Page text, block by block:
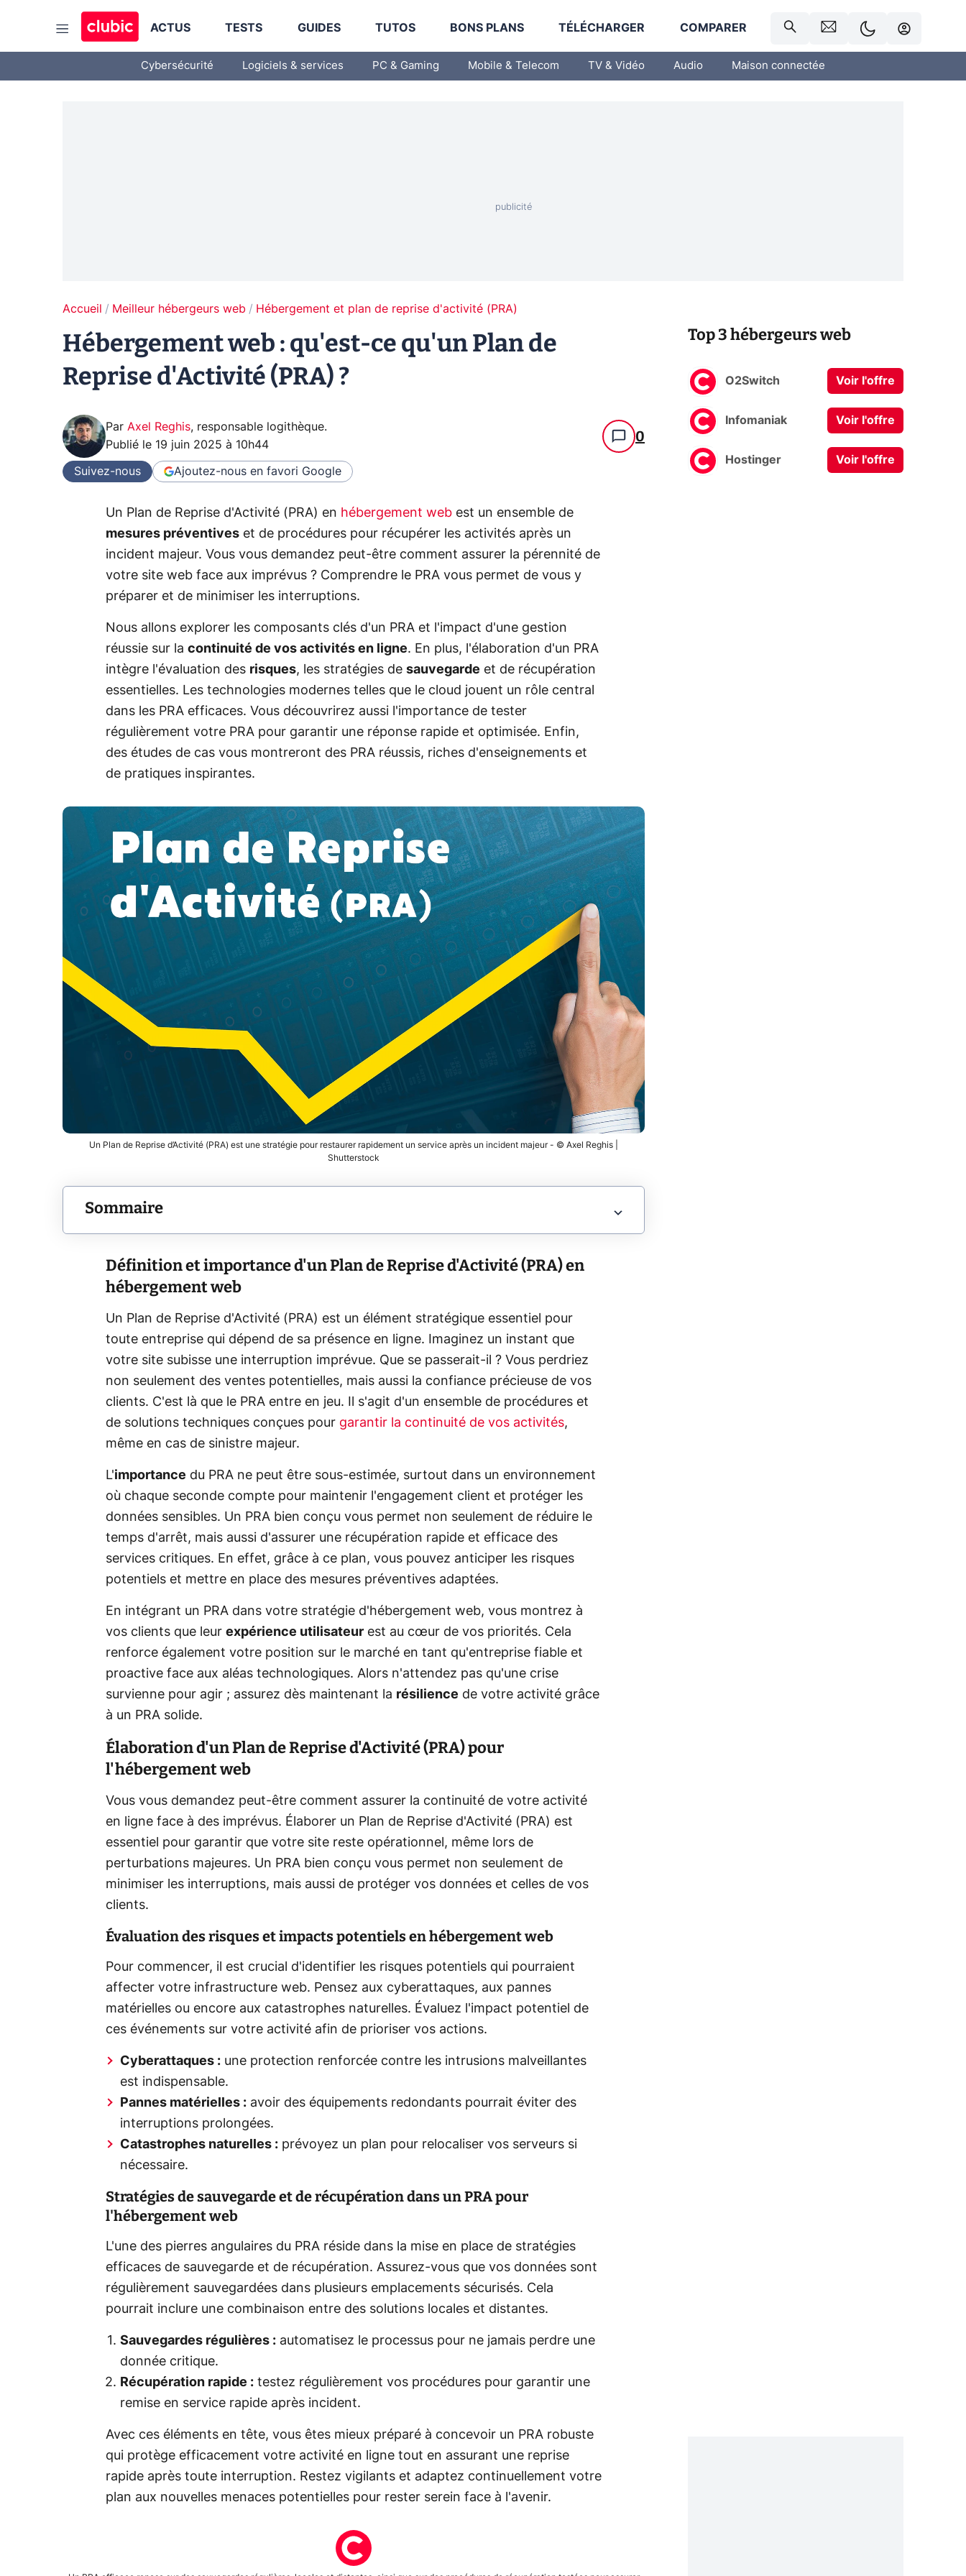
ACTUS TESTS GUIDES TUTOS BONS PLANS TÉLÉCHARGER COMPARER
Cybersécurité Logiciels & services PC & Gaming Mobile & Telecom TV & Vidéo Audio Maison connectée
Accueil Meilleur hébergeurs web Hébergement et plan de reprise d'activité (PRA)
Hébergement web : qu'est-ce qu'un Plan de
Reprise d'Activité (PRA) ?
Par Axel Reghis, responsable logithèque.
Publié le 19 juin 2025 à 10h44 0
Suivez-nous Ajoutez-nous en favori Google
Un Plan de Reprise d'Activité (PRA) en hébergement web est un ensemble de
mesures préventives et de procédures pour récupérer les activités après un
incident majeur. Vous vous demandez peut-être comment assurer la pérennité de
votre site web face aux imprévus ? Comprendre le PRA vous permet de vous y
préparer et de minimiser les interruptions.
Nous allons explorer les composants clés d'un PRA et l'impact d'une gestion
réussie sur la continuité de vos activités en ligne. En plus, l'élaboration d'un PRA
intègre l'évaluation des risques, les stratégies de sauvegarde et de récupération
essentielles. Les technologies modernes telles que le cloud jouent un rôle central
dans les PRA efficaces. Vous découvrirez aussi l'importance de tester
régulièrement votre PRA pour garantir une réponse rapide et optimisée. Enfin,
des études de cas vous montreront des PRA réussis, riches d'enseignements et
de pratiques inspirantes.
Un Plan de Reprise d’Activité (PRA) est une stratégie pour restaurer rapidement un service après un incident majeur - © Axel Reghis |
Shutterstock
Sommaire
Définition et importance d'un Plan de Reprise d'Activité (PRA) en
hébergement web
Un Plan de Reprise d'Activité (PRA) est un élément stratégique essentiel pour
toute entreprise qui dépend de sa présence en ligne. Imaginez un instant que
votre site subisse une interruption imprévue. Que se passerait-il ? Vous perdriez
non seulement des ventes potentielles, mais aussi la confiance précieuse de vos
clients. C'est là que le PRA entre en jeu. Il s'agit d'un ensemble de procédures et
de solutions techniques conçues pour garantir la continuité de vos activités,
même en cas de sinistre majeur.
L'importance du PRA ne peut être sous-estimée, surtout dans un environnement
où chaque seconde compte pour maintenir l'engagement client et protéger les
données sensibles. Un PRA bien conçu vous permet non seulement de réduire le
temps d'arrêt, mais aussi d'assurer une récupération rapide et efficace des
services critiques. En effet, grâce à ce plan, vous pouvez anticiper les risques
potentiels et mettre en place des mesures préventives adaptées.
En intégrant un PRA dans votre stratégie d'hébergement web, vous montrez à
vos clients que leur expérience utilisateur est au cœur de vos priorités. Cela
renforce également votre position sur le marché en tant qu'entreprise fiable et
proactive face aux aléas technologiques. Alors n'attendez pas qu'une crise
survienne pour agir ; assurez dès maintenant la résilience de votre activité grâce
à un PRA solide.
Élaboration d'un Plan de Reprise d'Activité (PRA) pour
l'hébergement web
Vous vous demandez peut-être comment assurer la continuité de votre activité
en ligne face à des imprévus. Élaborer un Plan de Reprise d'Activité (PRA) est
essentiel pour garantir que votre site reste opérationnel, même lors de
perturbations majeures. Un PRA bien conçu vous permet non seulement de
minimiser les interruptions, mais aussi de protéger vos données et celles de vos
clients.
Évaluation des risques et impacts potentiels en hébergement web
Pour commencer, il est crucial d'identifier les risques potentiels qui pourraient
affecter votre infrastructure web. Pensez aux cyberattaques, aux pannes
matérielles ou encore aux catastrophes naturelles. Évaluez l'impact potentiel de
ces événements sur votre activité afin de prioriser vos actions.
Cyberattaques : une protection renforcée contre les intrusions malveillantes
est indispensable.
Pannes matérielles : avoir des équipements redondants pourrait éviter des
interruptions prolongées.
Catastrophes naturelles : prévoyez un plan pour relocaliser vos serveurs si
nécessaire.
Stratégies de sauvegarde et de récupération dans un PRA pour
l'hébergement web
L'une des pierres angulaires du PRA réside dans la mise en place de stratégies
efficaces de sauvegarde et de récupération. Assurez-vous que vos données sont
régulièrement sauvegardées dans plusieurs emplacements sécurisés. Cela
pourrait inclure une combinaison entre des solutions locales et distantes.
Sauvegardes régulières : automatisez le processus pour ne jamais perdre une
donnée critique.
Récupération rapide : testez régulièrement vos procédures pour garantir une
remise en service rapide après incident.
Avec ces éléments en tête, vous êtes mieux préparé à concevoir un PRA robuste
qui protège efficacement votre activité en ligne tout en assurant une reprise
rapide après toute interruption. Restez vigilants et adaptez continuellement votre
plan aux nouvelles menaces potentielles pour rester serein face à l'avenir.
Top 3 hébergeurs web
O2Switch Voir l'offre
Infomaniak Voir l'offre
Hostinger Voir l'offre